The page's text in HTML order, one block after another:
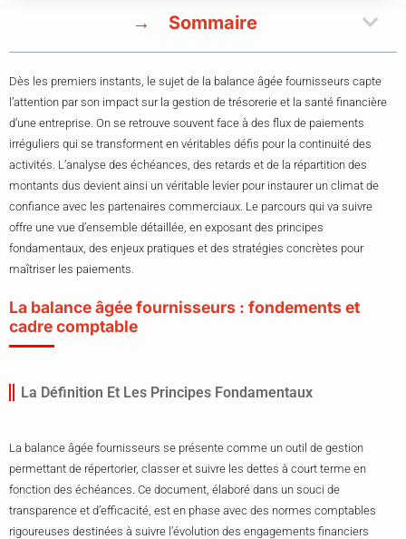
Sommaire
Dès les premiers instants, le sujet de la balance âgée fournisseurs capte
l’attention par son impact sur la gestion de trésorerie et la santé financière
d’une entreprise. On se retrouve souvent face à des flux de paiements
irréguliers qui se transforment en véritables défis pour la continuité des
activités. L’analyse des échéances, des retards et de la répartition des
montants dus devient ainsi un véritable levier pour instaurer un climat de
confiance avec les partenaires commerciaux. Le parcours qui va suivre
offre une vue d’ensemble détaillée, en exposant des principes
fondamentaux, des enjeux pratiques et des stratégies concrètes pour
maîtriser les paiements.
La balance âgée fournisseurs : fondements et
cadre comptable
La Définition Et Les Principes Fondamentaux
La balance âgée fournisseurs se présente comme un outil de gestion
permettant de répertorier, classer et suivre les dettes à court terme en
fonction des échéances. Ce document, élaboré dans un souci de
transparence et d’efficacité, est en phase avec des normes comptables
rigoureuses destinées à suivre l’évolution des engagements financiers